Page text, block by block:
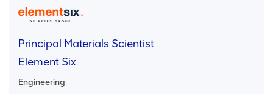
Principal Materials Scientist
Element Six
Engineering